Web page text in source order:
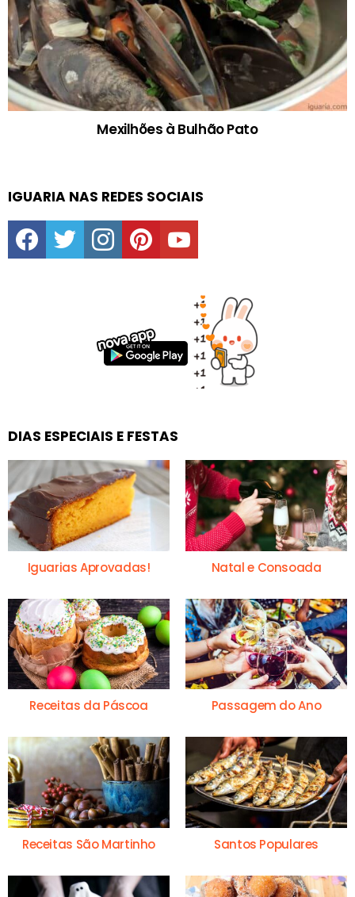
Mexilhões à Bulhão Pato
IGUARIA NAS REDES SOCIAIS
facebooktwitter instagrampinterestyoutube
DIAS ESPECIAIS E FESTAS
Iguarias Aprovadas! Natal e Consoada
Receitas da Páscoa Passagem do Ano
Receitas São Martinho Santos Populares